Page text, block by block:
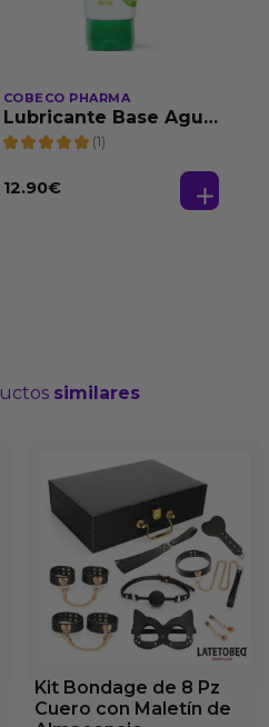
COBECO PHARMA
Lubricante Base Agua
100% Natural 125 ml
(1)
12.90€
similares
Kit Bondage de 8 Pz
Cuero con Maletín de